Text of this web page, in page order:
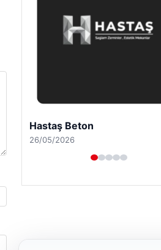
Hastaş Beton
26/05/2026